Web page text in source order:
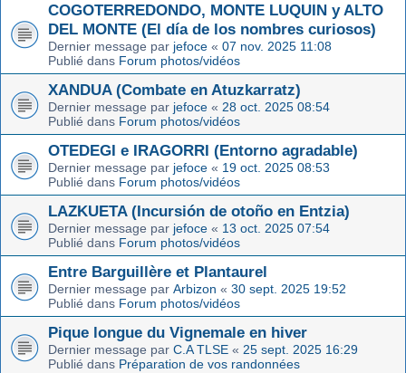
COGOTERREDONDO, MONTE LUQUIN y ALTO
DEL MONTE (El día de los nombres curiosos)
Dernier message par jefoce « 07 nov. 2025 11:08
Publié dans Forum photos/vidéos
XANDUA (Combate en Atuzkarratz)
Dernier message par jefoce « 28 oct. 2025 08:54
Publié dans Forum photos/vidéos
OTEDEGI e IRAGORRI (Entorno agradable)
Dernier message par jefoce « 19 oct. 2025 08:53
Publié dans Forum photos/vidéos
LAZKUETA (Incursión de otoño en Entzia)
Dernier message par jefoce « 13 oct. 2025 07:54
Publié dans Forum photos/vidéos
Entre Barguillère et Plantaurel
Dernier message par Arbizon « 30 sept. 2025 19:52
Publié dans Forum photos/vidéos
Pique longue du Vignemale en hiver
Dernier message par C.A TLSE « 25 sept. 2025 16:29
Publié dans Préparation de vos randonnées